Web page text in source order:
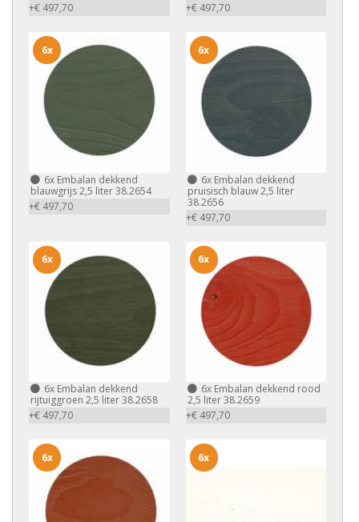
+€ 497,70
+€ 497,70
6x Embalan dekkend
blauwgrijs 2,5 liter 38.2654
+€ 497,70
6x
6xEmbalan dekkend
pruisisch blauw 2,5 liter
38.2656
+€ 497,70
6x
6x Embalan dekkend
rijtuiggroen 2,5 liter 38.2658
+€ 497,70
6x
6xEmbalan dekkend rood
2,5 liter 38.2659
+€ 497,70
6x
6x 6x